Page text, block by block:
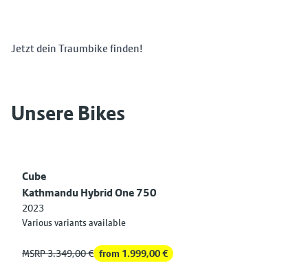
Jetzt dein Traumbike finden!
Unsere Bikes
Cube
Kathmandu Hybrid One 750
2023
Various variants available
MSRP 3.349,00 € from 1.999,00 €